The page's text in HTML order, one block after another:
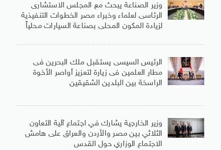
وزير الصناعة يبحث مع المجلس الاستشارى
الرئاسى لعلماء وخبراء مصر الخطوات التنفيذية
لزيادة المكون المحلى بصناعة السيارات محلياً
الرئيس السيسى يستقبل ملك البحرين فى
مطار العلمين فى زيارة لتعزيز أواصر الأخوة
الراسخة بين البلدين الشقيقين
وزير الخارجية يشارك في اجتماع آلية التعاون
الثلاثي بين مصر والأردن والعراق على هامش
الاجتماع الوزاري حول القدس